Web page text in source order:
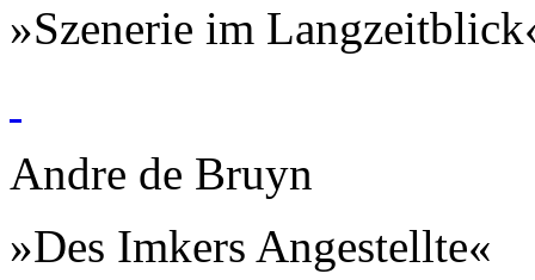
»Szenerie im
Andre de Bruyn
»Des Imkers Angestellte«